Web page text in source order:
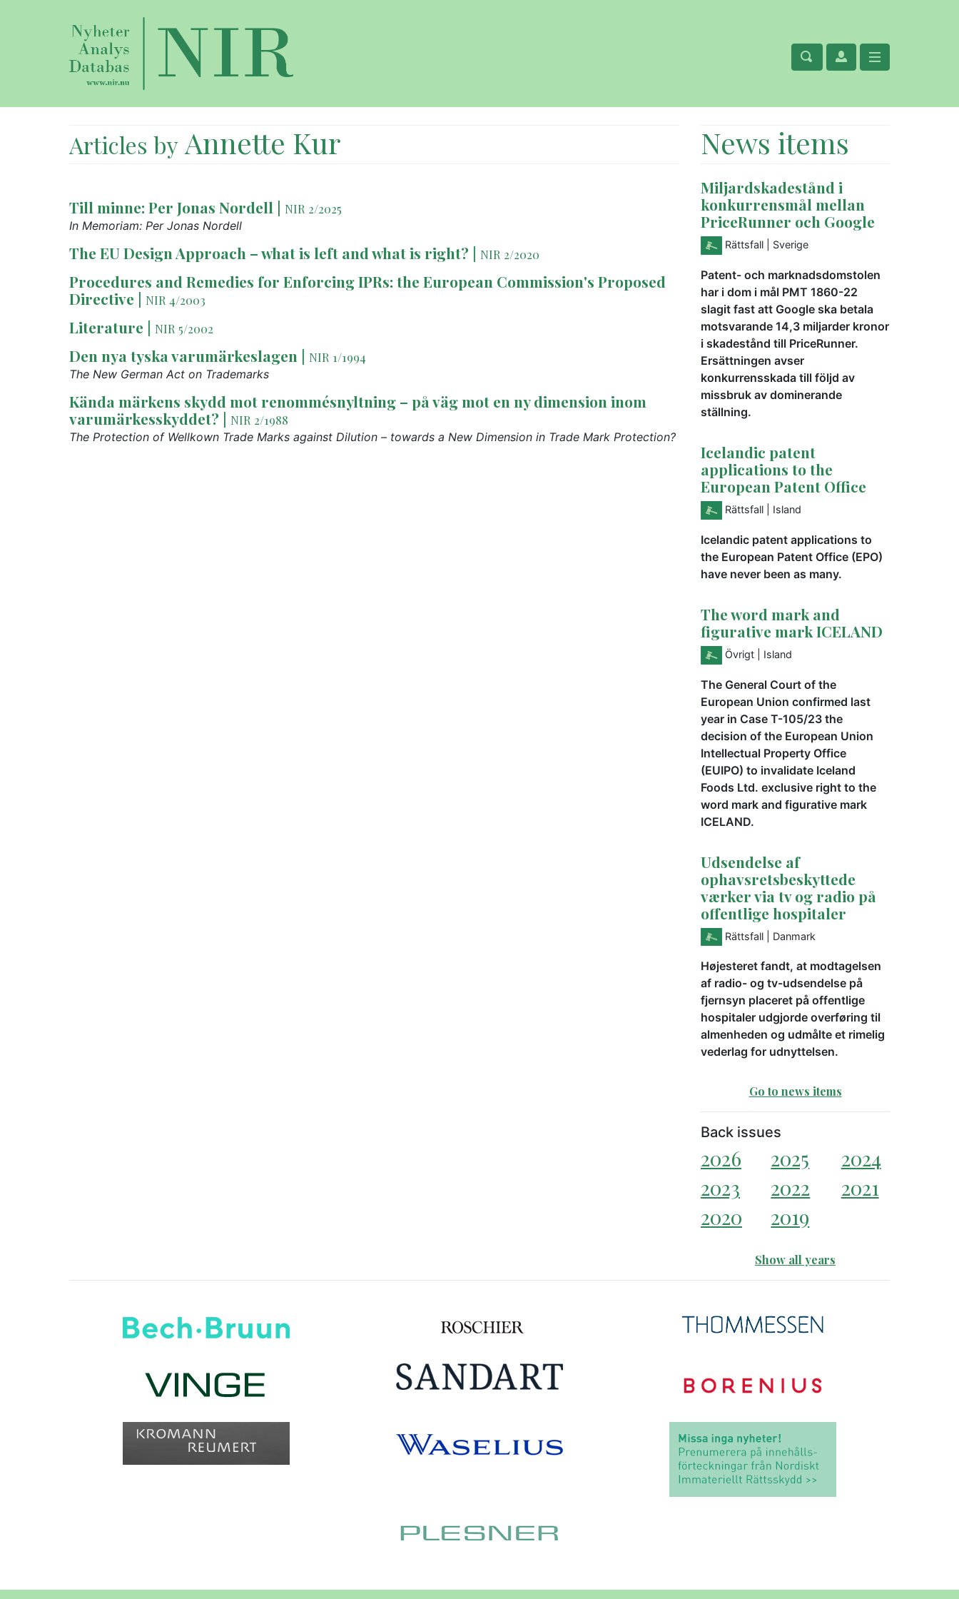
Articles by Annette Kur
Till minne: Per Jonas Nordell | NIR 2/2025
In Memoriam: Per Jonas Nordell
The EU Design Approach – what is left and what is right? | NIR 2/2020
Procedures and Remedies for Enforcing IPRs: the European Commission's Proposed
Directive | NIR 4/2003
Literature | NIR 5/2002
Den nya tyska varumärkeslagen | NIR 1/1994
The New German Act on Trademarks
Kända märkens skydd mot renommésnyltning – på väg mot en ny dimension inom
varumärkesskyddet? | NIR 2/1988
The Protection of Wellkown Trade Marks against Dilution – towards a New Dimension in Trade Mark Protection?
News items
Miljardskadestånd i
konkurrensmål mellan
PriceRunner och Google
Rättsfall | Sverige
Patent- och marknadsdomstolen
har i dom i mål PMT 1860-22
slagit fast att Google ska betala
motsvarande 14,3 miljarder kronor
i skadestånd till PriceRunner.
Ersättningen avser
konkurrensskada till följd av
missbruk av dominerande
ställning.
Icelandic patent
applications to the
European Patent Office
Rättsfall | Island
Icelandic patent applications to
the European Patent Office (EPO)
have never been as many.
The word mark and
figurative mark ICELAND
Övrigt | Island
The General Court of the
European Union confirmed last
year in Case T-105/23 the
decision of the European Union
Intellectual Property Office
(EUIPO) to invalidate Iceland
Foods Ltd. exclusive right to the
word mark and figurative mark
ICELAND.
Udsendelse af
ophavsretsbeskyttede
værker via tv og radio på
offentlige hospitaler
Rättsfall | Danmark
Højesteret fandt, at modtagelsen
af radio- og tv-udsendelse på
fjernsyn placeret på offentlige
hospitaler udgjorde overføring til
almenheden og udmålte et rimelig
vederlag for udnyttelsen.
Go to news items
Back issues
2026 2025
2024
2023
2022
2021
2020
2019
Show all years